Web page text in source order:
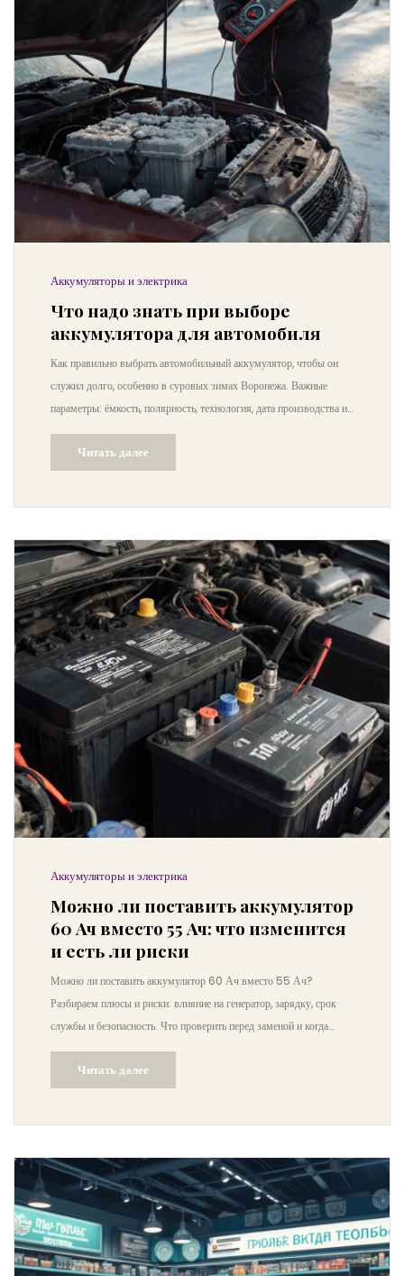
Аккумуляторы и электрика
Что надо знать при выборе
аккумулятора для автомобиля
Как правильно выбрать автомобильный аккумулятор, чтобы он
служил долго, особенно в суровых зимах Воронежа. Важные
параметры: ёмкость, полярность, технология, дата производства и
производитель.
Читать далее
Аккумуляторы и электрика
Можно ли поставить аккумулятор
60 Ач вместо 55 Ач: что изменится
и есть ли риски
Можно ли поставить аккумулятор 60 Ач вместо 55 Ач?
Разбираем плюсы и риски: влияние на генератор, зарядку, срок
службы и безопасность. Что проверить перед заменой и когда
лучше не рисковать.
Читать далее